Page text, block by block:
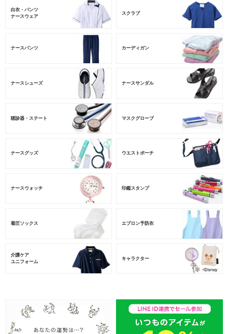
白衣・パンツ
ナースウェア
スクラブ
ナースパンツ カーディガン
ナースシューズ ナースサンダル
聴診器・ステート マスクグローブ
ナースグッズ ウエストポーチ
ナースウォッチ 印鑑スタンプ
着圧ソックス エプロン予防衣
介護ケア
ユニフォーム
キャラクター